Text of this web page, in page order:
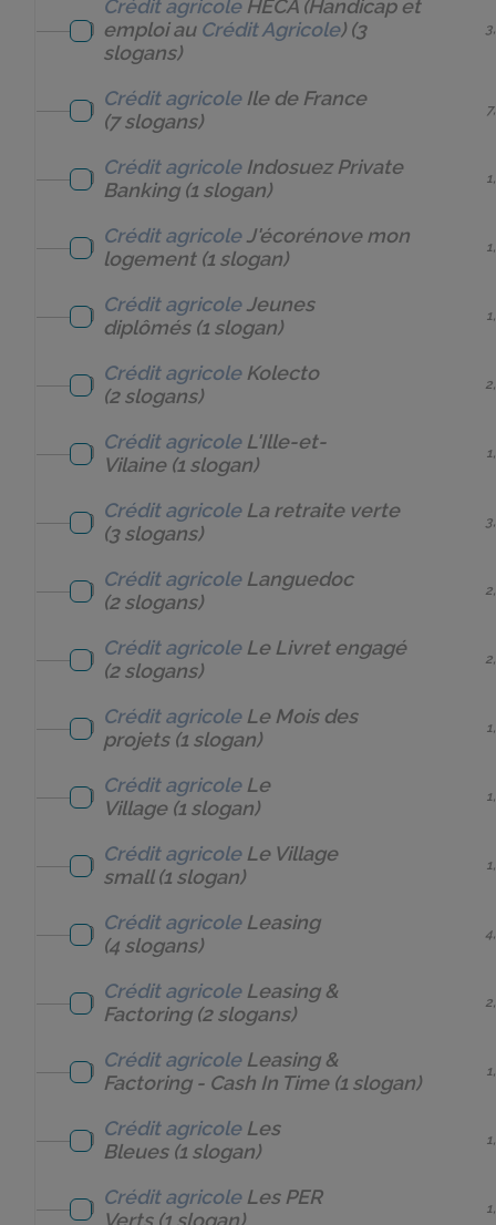
Crédit agricole HECA (Handicap et
emploi au Crédit Agricole)(3
slogans)
Crédit agricole Ile de France
(7 slogans)
Crédit agricole Indosuez Private
Banking(1 slogan)
Crédit agricole J'écorénove mon
logement(1 slogan)
Crédit agricole Jeunes
diplômés(1 slogan)
Crédit agricole Kolecto
(2 slogans)
Crédit agricole L'Ille-et-
Vilaine(1 slogan)
Crédit agricole La retraite verte
(3 slogans)
Crédit agricole Languedoc
(2 slogans)
Crédit agricole Le Livret engagé
(2 slogans)
Crédit agricole Le Mois des
projets(1 slogan)
Crédit agricole Le
Village(1 slogan)
Crédit agricole Le Village
small(1 slogan)
Crédit agricole Leasing
(4 slogans)
Crédit agricole Leasing &
Factoring(2 slogans)
Crédit agricole Leasing &
Factoring - Cash In Time(1 slogan)
Crédit agricole Les
Bleues(1 slogan)
Crédit agricole Les PER
Verts(1 slogan)